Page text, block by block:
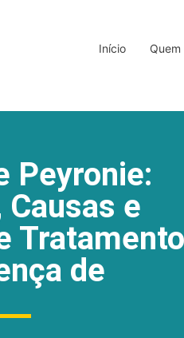
Início Quem
Peyronie:
e
Tratamento
de